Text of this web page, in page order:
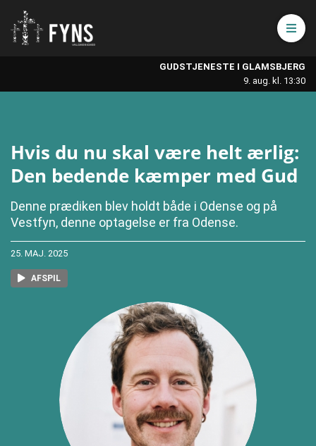
GUDSTJENESTE I GLAMSBJERG
9. aug. kl. 13:30
Åbn
Hvis du nu skal være helt ærlig:
Den bedende kæmper med Gud
Denne prædiken blev holdt både i Odense og på
Vestfyn, denne optagelse er fra Odense.
25. MAJ. 2025
AFSPIL